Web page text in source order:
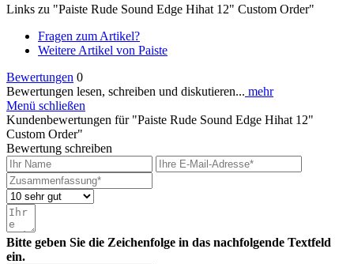
Links zu "Paiste Rude Sound Edge Hihat 12" Custom Order"
Fragen zum Artikel?
Weitere Artikel von Paiste
Bewertungen 0
Bewertungen lesen, schreiben und diskutieren... mehr
Menü schließen
Kundenbewertungen für "Paiste Rude Sound Edge Hihat 12"
Custom Order"
Bewertung schreiben
Bitte geben Sie die Zeichenfolge in das nachfolgende Textfeld
ein.